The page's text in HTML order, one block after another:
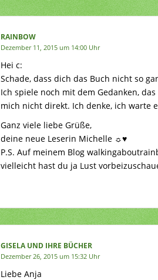
RAINBOW
Dezember 11, 2015 um 14:00 Uhr
Hei c:
Schade, dass dich das Buch nicht so
Ich spiele noch mit dem Gedanken,
mich nicht direkt. Ich denke, ich warte
Ganz viele liebe Grüße,
deine neue Leserin Michelle ☼♥
P.S. Auf meinem Blog
vielleicht hast du ja Lust
GISELA UND IHRE BÜCHER
Dezember 26, 2015 um 15:32 Uhr
Liebe Anja